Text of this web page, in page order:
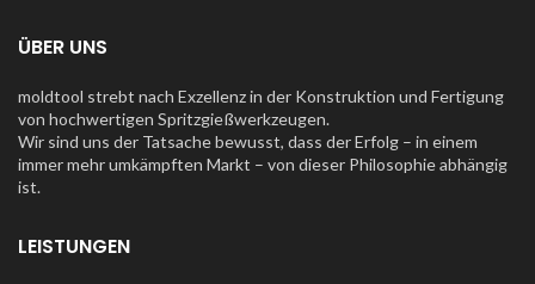
ÜBER UNS
moldtool strebt nach Exzellenz in der Konstruktion und Fertigung
von hochwertigen Spritzgießwerkzeugen.
Wir sind uns der Tatsache bewusst, dass der Erfolg – in einem
immer mehr umkämpften Markt – von dieser Philosophie abhängig
ist.
LEISTUNGEN